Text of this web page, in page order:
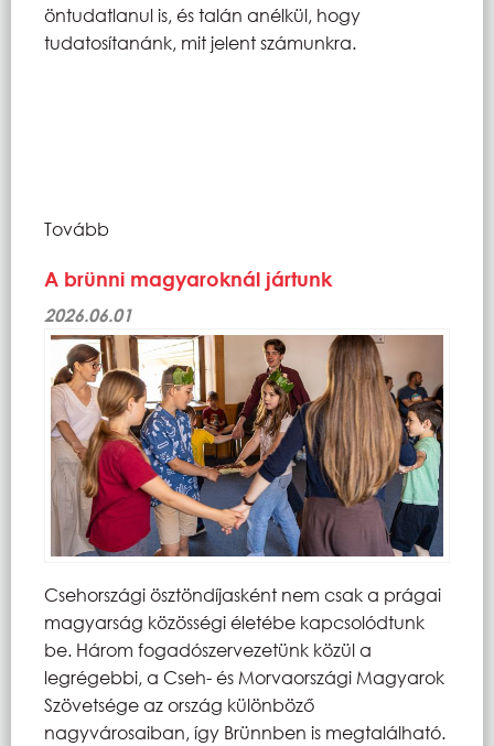
öntudatlanul is, és talán anélkül, hogy
tudatosítanánk, mit jelent számunkra.
Tovább
A brünni magyaroknál jártunk
2026.06.01
Csehországi ösztöndíjasként nem csak a prágai
magyarság közösségi életébe kapcsolódtunk
be. Három fogadószervezetünk közül a
legrégebbi, a Cseh- és Morvaországi Magyarok
Szövetsége az ország különböző
nagyvárosaiban, így Brünnben is megtalálható.